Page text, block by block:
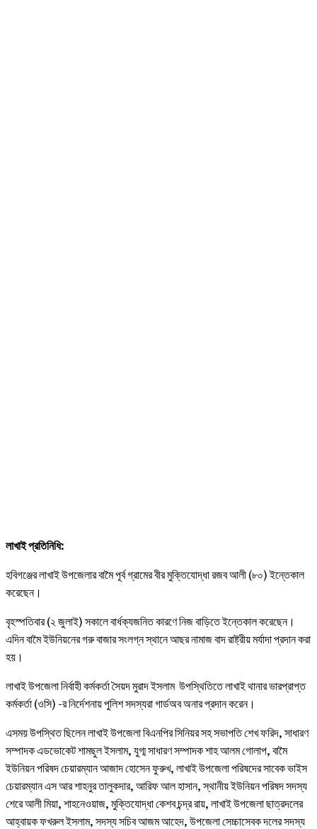
লাখাই প্রতিনিধি:
হবিগঞ্জের লাখাই উপজেলার বামৈ পূর্ব গ্রামের বীর মুক্তিযোদ্ধা রজব আলী (৮০) ইন্তেকাল
করেছেন।
বৃহস্পতিবার (২ জুলাই) সকালে বার্ধক্যজনিত কারণে নিজ বাড়িতে ইন্তেকাল করেছেন।
এদিন বামৈ ইউনিয়নের গরু বাজার সংলগ্ন স্থানে আছর নামাজ বাদ রাষ্ট্রীয় মর্যাদা প্রদান করা
হয়।
লাখাই উপজেলা নির্বাহী কর্মকর্তা সৈয়দ মুরাদ ইসলাম উপস্থিতিতে লাখাই থানার ভারপ্রাপ্ত
কর্মকর্তা (ওসি) -র নির্দেশনায় পুলিশ সদস্যরা গার্ডঅব অনার প্রদান করেন।
এসময় উপস্থিত ছিলেন লাখাই উপজেলা বিএনপির সিনিয়র সহ সভাপতি শেখ ফরিদ, সাধারণ
সম্পাদক এডভোকেট শামছুল ইসলাম, যুগ্ম সাধারণ সম্পাদক শাহ আলম গোলাপ, বামৈ
ইউনিয়ন পরিষদ চেয়ারম্যান আজাদ হোসেন ফুরুখ, লাখাই উপজেলা পরিষদের সাবেক ভাইস
চেয়ারম্যান এস আর শাহনুর তালুকদার, আরিফ আল হাসান, স্থানীয় ইউনিয়ন পরিষদ সদস্য
শেরে আলী মিয়া, শাহনেওয়াজ, মুক্তিযোদ্ধা কেশব চন্দ্র রায়, লাখাই উপজেলা ছাত্রদলের
আহ্বায়ক ফখরুল ইসলাম, সদস্য সচিব আজম আহেদ, উপজেলা সেচ্চাসেবক দলের সদস্য